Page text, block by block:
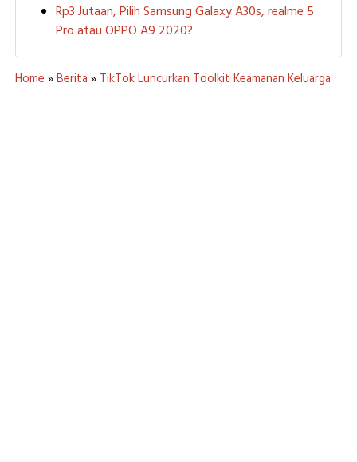
Rp3 Jutaan, Pilih Samsung Galaxy A30s, realme 5
Pro atau OPPO A9 2020?
Home »Berita » TikTok Luncurkan Toolkit Keamanan Keluarga